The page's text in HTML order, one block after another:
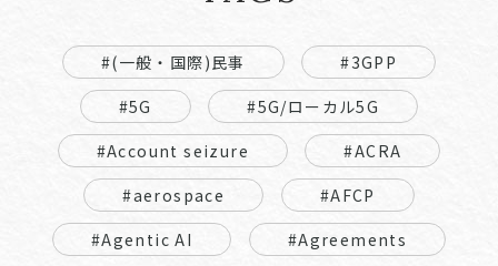
#(一般・国際)民事
#3GPP
#5G
#5G/ローカル5G
#Account seizure
#ACRA
#aerospace
#AFCP
#Agentic AI
#Agreements